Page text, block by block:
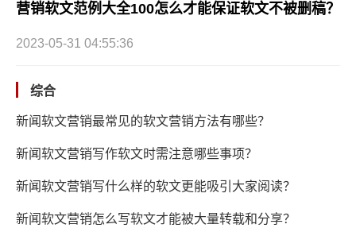
营销软文范例大全100怎么才能保证软文不被删稿？
2023-05-31 04:55:36
综合
新闻软文营销最常见的软文营销方法有哪些？
新闻软文营销写作软文时需注意哪些事项？
新闻软文营销写什么样的软文更能吸引大家阅读？
新闻软文营销怎么写软文才能被大量转载和分享？